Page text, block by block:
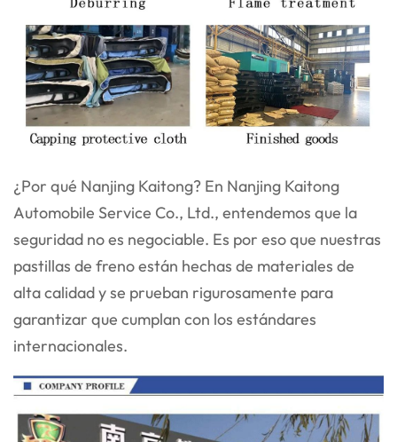
¿Por qué Nanjing Kaitong? En Nanjing Kaitong
Automobile Service Co., Ltd., entendemos que la
seguridad no es negociable. Es por eso que nuestras
pastillas de freno están hechas de materiales de
alta calidad y se prueban rigurosamente para
garantizar que cumplan con los estándares
internacionales.